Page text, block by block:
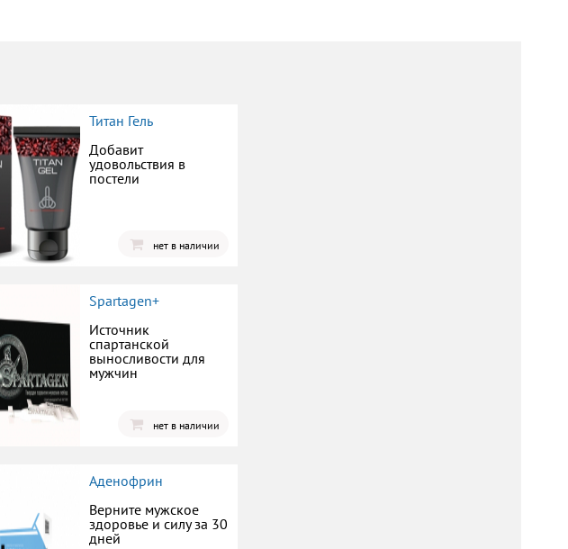
Титан Гель
Добавит
удовольствия в
постели
нет в наличии
Spartagen+
Источник
спартанской
выносливости для
мужчин
нет в наличии
Аденофрин
Верните мужское
здоровье и силу за 30
дней